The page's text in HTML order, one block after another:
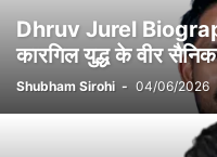
Dhruv Jurel
कारगिल युद्ध के वीर
Shubham Sirohi - 04/06/2026